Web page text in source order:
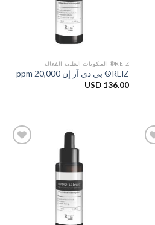
REIZ® المكونات الطبية الفعالة
REIZ® بي دي آر إن 20,000 ppm
USD 136.00